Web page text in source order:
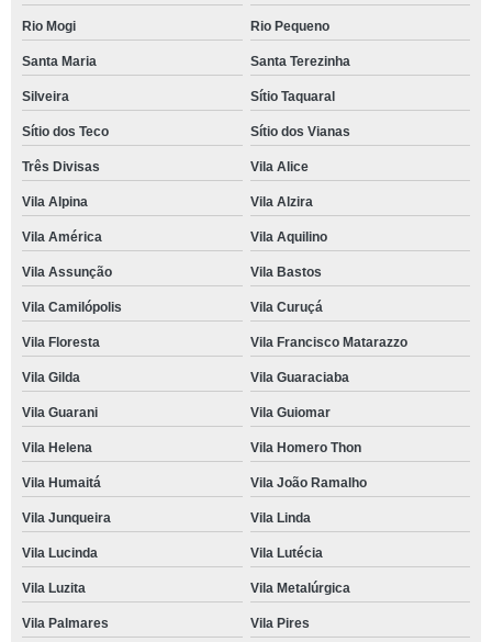
Rio Mogi Rio Pequeno
Santa Maria Santa Terezinha
Silveira Sítio Taquaral
Sítio dos Teco Sítio dos Vianas
Três Divisas Vila Alice
Vila Alpina Vila Alzira
Vila América Vila Aquilino
Vila Assunção Vila Bastos
Vila Camilópolis Vila Curuçá
Vila Floresta Vila Francisco Matarazzo
Vila Gilda Vila Guaraciaba
Vila Guarani Vila Guiomar
Vila Helena Vila Homero Thon
Vila Humaitá Vila João Ramalho
Vila Junqueira Vila Linda
Vila Lucinda Vila Lutécia
Vila Luzita Vila Metalúrgica
Vila Palmares Vila Pires